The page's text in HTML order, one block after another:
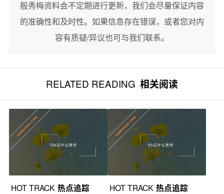
殷秀梅资料会不定期进行更新，我们会尽量保证内容
的准确性和及时性。如果信息存在错误，或者您对内
容有质疑/异议也可与我们联系。
RELATED READING 相关阅读
HOT TRACK 热点追踪 HOT TRACK 热点追踪